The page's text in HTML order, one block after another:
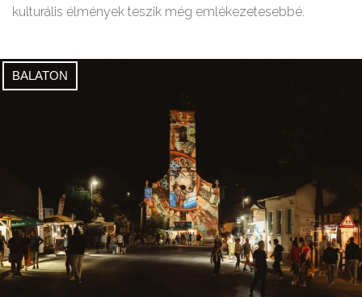
kulturális élmények teszik még emlékezetesebbé.
BALATON